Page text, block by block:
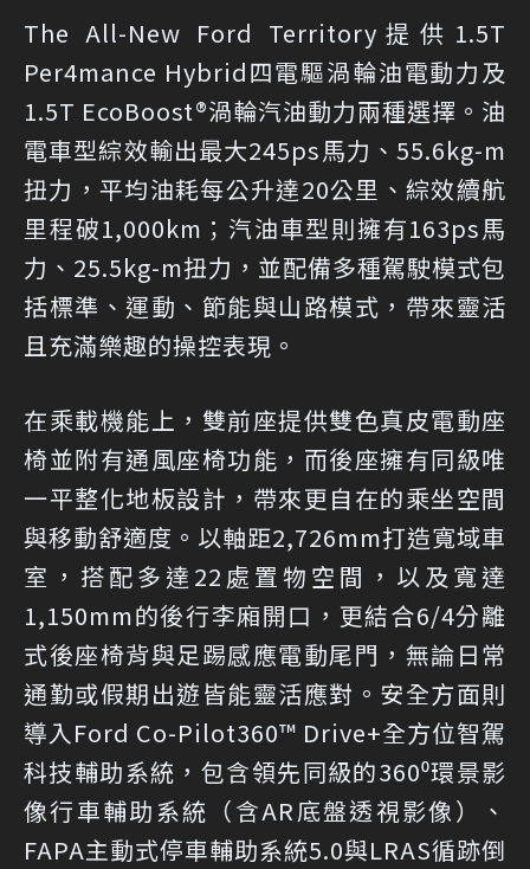
The All-New Ford Territory提供1.5T
Per4mance Hybrid四電驅渦輪油電動力及
1.5T EcoBoost®渦輪汽油動力兩種選擇。油
電車型綜效輸出最大245ps馬力、55.6kg-m
扭力，平均油耗每公升達20公里、綜效續航
里程破1,000km；汽油車型則擁有163ps馬
力、25.5kg-m扭力，並配備多種駕駛模式包
括標準、運動、節能與山路模式，帶來靈活
且充滿樂趣的操控表現。
在乘載機能上，雙前座提供雙色真皮電動座
椅並附有通風座椅功能，而後座擁有同級唯
一平整化地板設計，帶來更自在的乘坐空間
與移動舒適度。以軸距2,726mm打造寬域車
室，搭配多達22處置物空間，以及寬達
1,150mm的後行李廂開口，更結合6/4分離
式後座椅背與足踢感應電動尾門，無論日常
通勤或假期出遊皆能靈活應對。安全方面則
導入Ford Co-Pilot360™ Drive+全方位智駕
科技輔助系統，包含領先同級的360⁰環景影
像行車輔助系統（含AR底盤透視影像）、
FAPA主動式停車輔助系統5.0與LRAS循跡倒